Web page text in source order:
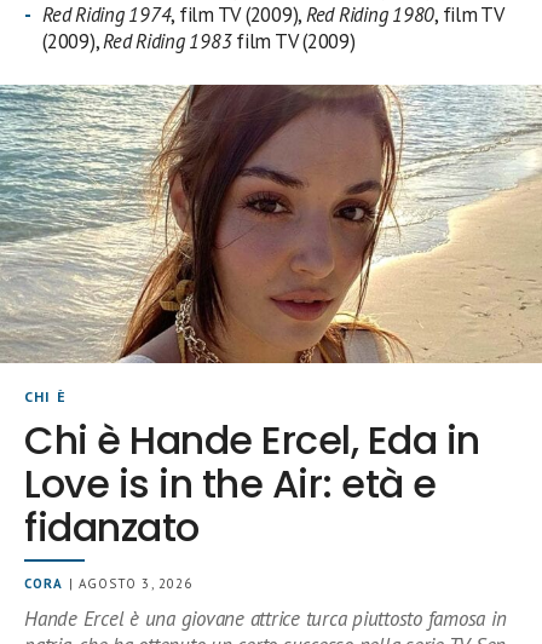
Red Riding 1974, film TV (2009),Red Riding 1980, film TV
(2009),Red Riding 1983film TV (2009)
CHI È
Chi è Hande Ercel, Eda in
Love is in the Air: età e
fidanzato
CORA | AGOSTO 3, 2026
Hande Ercel è una giovane attrice turca piuttosto famosa in